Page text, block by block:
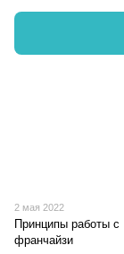
2 мая 2022
Принципы работы с
франчайзи